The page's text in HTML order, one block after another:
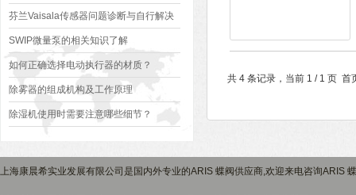
芬兰Vaisala传感器问题诊断与自行解决
方案
SWIP微量泵的相关知识了解
如何正确选择电动执行器的材质？
除雾器的组成机构及工作原理
除湿机使用时需要注意哪些细节？
共 4 条记录，当前 1 / 1 页
上海康晨希实业发展有限公司是国内外专业的ARIS 蝶阀供应商,欢迎来电咨询ARIS